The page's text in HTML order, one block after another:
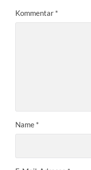
Kommentar *
Name *